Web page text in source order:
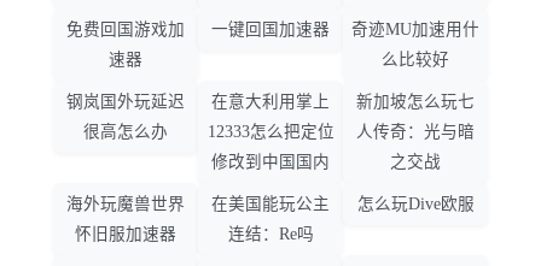
免费回国游戏加
速器
一键回国加速器
奇迹MU加速用什
么比较好
钢岚国外玩延迟
很高怎么办
在意大利用掌上
12333怎么把定位
修改到中国国内
新加坡怎么玩七
人传奇：光与暗
之交战
海外玩魔兽世界
怀旧服加速器
在美国能玩公主
连结：Re吗
怎么玩Dive欧服